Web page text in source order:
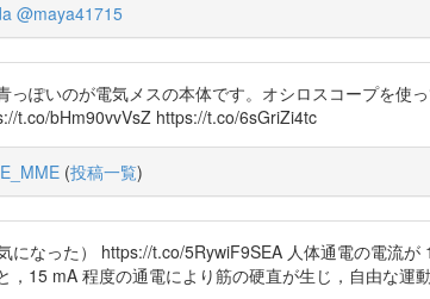
@maya41715
っぽいのが電気メスの本体です。オシロスコープを使
t.co/bHm90vvVsZ https://t.co/6sGriZi4tc
(投稿一覧)
になった） https://t.co/5RywiF9SEA 人体通電の電流
15 mA 程度の通電により筋の硬直が生じ，自由な運